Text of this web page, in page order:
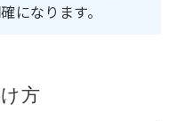
になります。
方